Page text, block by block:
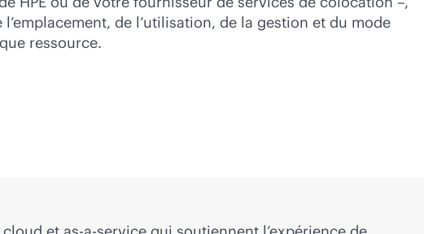
de l’utilisation, de la gestion et du mode
ressource.